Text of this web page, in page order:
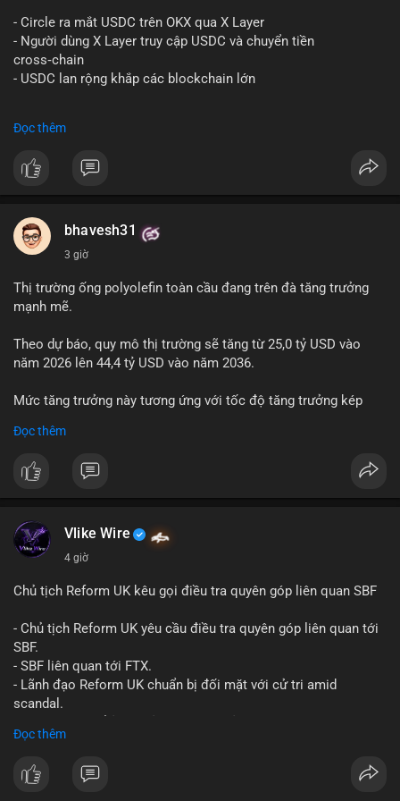
📰 Nguồn: Decrypt
- Circle ra mắt USDC trên OKX qua X Layer
- Người dùng X Layer truy cập USDC và chuyển tiền
cross‑chain
- USDC lan rộng khắp các blockchain lớn
#vlikevn #titanbot
📰 Nguồn: Cointelegraph
Đọc thêm
bhavesh31
3 giờ
Thị trường ống polyolefin toàn cầu đang trên đà tăng trưởng
mạnh mẽ.
Theo dự báo, quy mô thị trường sẽ tăng từ 25,0 tỷ USD vào
năm 2026 lên 44,4 tỷ USD vào năm 2036.
Mức tăng trưởng này tương ứng với tốc độ tăng trưởng kép
nhà đầu tư trong ngành vật liệu xây dựng và hạ tầng.
nhựa polyolefin trong tương lai?
Đọc thêm
Vlike Wire
4 giờ
Chủ tịch Reform UK kêu gọi điều tra quyên góp liên quan SBF
- Chủ tịch Reform UK yêu cầu điều tra quyên góp liên quan tới
SBF.
- SBF liên quan tới FTX.
- Lãnh đạo Reform UK chuẩn bị đối mặt với cử tri amid
scandal.
- Không có thông tin tác động thị trường ngay lập tức.
Đọc thêm